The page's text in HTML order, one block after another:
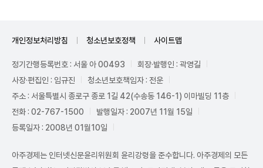
개인정보처리방침 청소년보호정책 사이트맵
정기간행등록번호 : 서울 아 00493
회장·발행인 : 곽영길
사장·편집인 : 임규진
청소년보호책임자 : 전운
주소 : 서울특별시 종로구 종로 1길 42(수송동 146-1) 이마빌딩 11층
전화 : 02-767-1500
발행일자 : 2007년 11월 15일
등록일자 : 2008년 01월10일
아주경제는 인터넷신문윤리위원회 윤리강령을 준수합니다. 아주경제의 모든